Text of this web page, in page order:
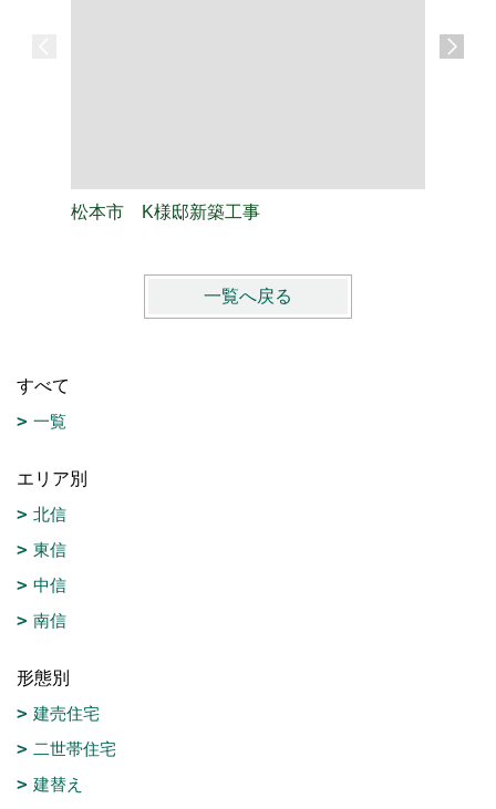
松本市 K様邸新築工事
一覧へ戻る
すべて
一覧
エリア別
北信
東信
中信
南信
形態別
建売住宅
二世帯住宅
建替え